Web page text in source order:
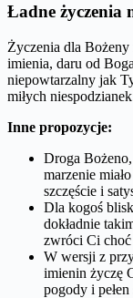
Ładne życzenia
Życzenia dla Bożeny
imienia, daru od
niepowtarzalny jak
miłych
Inne propozycje:
Droga
marzenie
szczęście i
Dla kogoś
dokładnie
zwróci Ci
W wersji z
imienin życzę
pogody i